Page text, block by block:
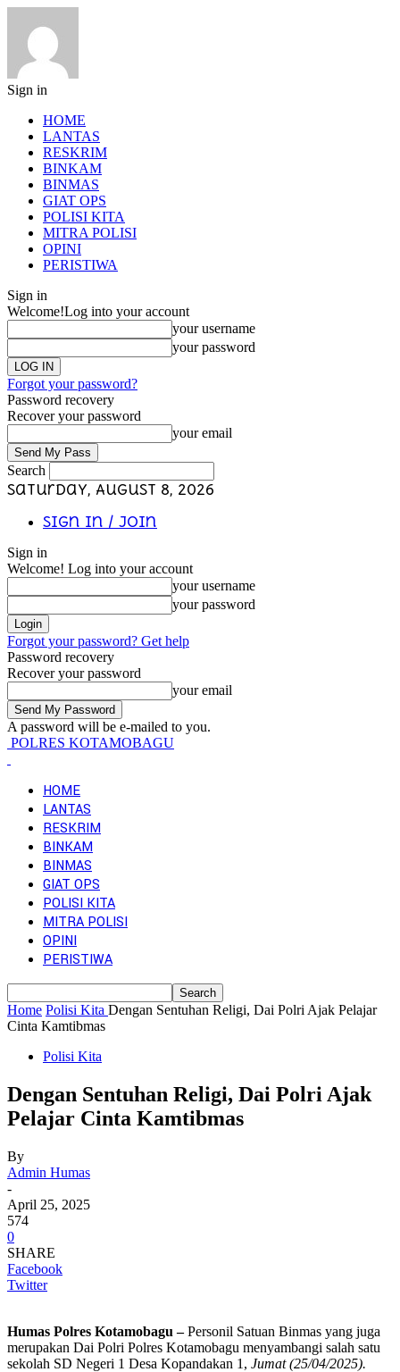
Sign in
HOME
LANTAS
RESKRIM
BINKAM
BINMAS
GIAT OPS
POLISI KITA
MITRA POLISI
OPINI
PERISTIWA
Sign in
Welcome!Log into your account
your username
your password
Forgot your password?
Password recovery
Recover your password
your email
Search
Saturday, August 8, 2026
Sign in / Join
Sign in
Welcome! Log into your account
your username
your password
Forgot your password? Get help
Password recovery
Recover your password
your email
A password will be e-mailed to you.
POLRES KOTAMOBAGU
HOME
LANTAS
RESKRIM
BINKAM
BINMAS
GIAT OPS
POLISI KITA
MITRA POLISI
OPINI
PERISTIWA
Home Polisi Kita Dengan Sentuhan Religi, Dai Polri Ajak Pelajar
Cinta Kamtibmas
Polisi Kita
Dengan Sentuhan Religi, Dai Polri Ajak
Pelajar Cinta Kamtibmas
By
Admin Humas
-
April 25, 2025
574
0
SHARE
Facebook
Twitter
Humas Polres Kotamobagu –Personil Satuan Binmas yang juga
merupakan Dai Polri Polres Kotamobagu menyambangi salah satu
sekolah SD Negeri 1 Desa Kopandakan 1, Jumat (25/04/2025).